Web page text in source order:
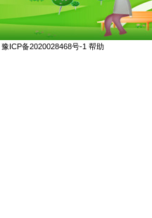
豫ICP备2020028468号-1 帮助